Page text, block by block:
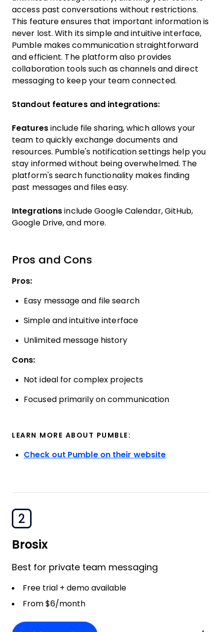
access past conversations without restrictions.
This feature ensures that important information is
never lost. With its simple and intuitive interface,
Pumble makes communication straightforward
and efficient. The platform also provides
collaboration tools such as channels and direct
messaging to keep your team connected.
Standout features and integrations:
Featuresinclude file sharing, which allows your
team to quickly exchange documents and
resources. Pumble's notification settings help you
stay informed without being overwhelmed. The
platform's search functionality makes finding
past messages and files easy.
Integrations include Google Calendar, GitHub,
Google Drive, and more.
Pros and Cons
Pros:
Easy message and file search
Simple and intuitive interface
Unlimited message history
Cons:
Not ideal for complex projects
Focused primarily on communication
LEARN MORE ABOUT PUMBLE:
Check out Pumble on their website
2
Brosix
Best for private team messaging
Free trial + demo available
From $6/month